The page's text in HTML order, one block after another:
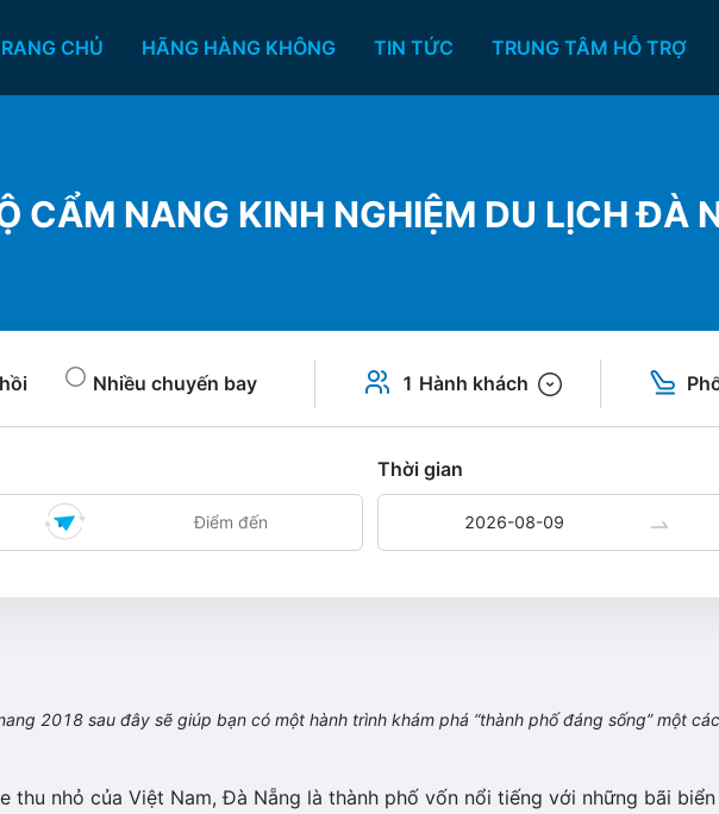
CHỦ HÃNG HÀNG KHÔNG TIN TỨC TRUNG TÂM HỖ TRỢ
CẨM NANG KINH NGHIỆM DU LỊCH ĐÀ
Nhiều chuyến bay 1 Hành khách
Thời gian
2018 sau đây sẽ giúp bạn có một hành trình khám phá “thành phố đáng sống” một
thu nhỏ của Việt Nam, Đà Nẵng là thành phố vốn nổi tiếng với những bãi biển